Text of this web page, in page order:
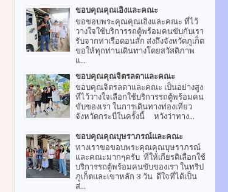
ขอบคุณคุณเอิงและคณะ
ขอขอบพระคุณคุณเอิงและคณะ ที่ไว้
วางใจใช้บริการรถตู้พร้อมคนขับกับเรา
รับจากท่าเรือดอนสัก ส่งถึงจังหวัดภูเก็ต
ขอให้ทุกท่านเดินทางโดยสวัสดิภาพ
แ...
ขอบคุณคุณจิตรลดาและคณะ
ขอบคุณจิตรลดาและคณะ เป็นอย่างสูง
ที่ไว้วางใจเลือกใช้บริการรถตู้พร้อมคน
ขับของเรา ในการเดินทางท่องเที่ยว
จังหวัดกระบี่ในครั้งนี้ หวังว่าทาง...
ขอบคุณคุณบุษราภรณ์และคณะ
ทางเราขอขอบพระคุณคุณบุษราภรณ์
และคณะมากๆครับ ที่ให้เกียรติเลือกใช้
บริการรถตู้พร้อมคนขับของเรา ในทริป
ภูเก็ตและเขาหลัก 3 วัน ดีใจที่ได้เป็น
ส่...